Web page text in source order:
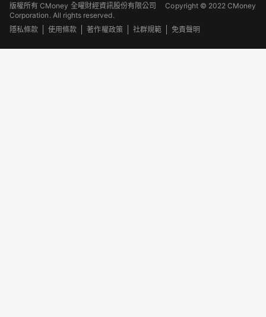
版權所有 CMoney 全曜財經資訊股份有限公司Copyright © 2022 CMoney
Corporation. All rights reserved.
隱私條款
使用條款 著作權政策 社群規範 免責聲明